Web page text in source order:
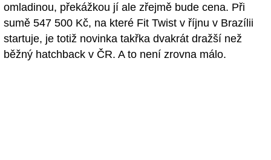
omladinou, překážkou jí ale zřejmě bude cena. Při
sumě 547 500 Kč, na které Fit Twist v říjnu v Brazílii
startuje, je totiž novinka takřka dvakrát dražší než
běžný hatchback v ČR. A to není zrovna málo.